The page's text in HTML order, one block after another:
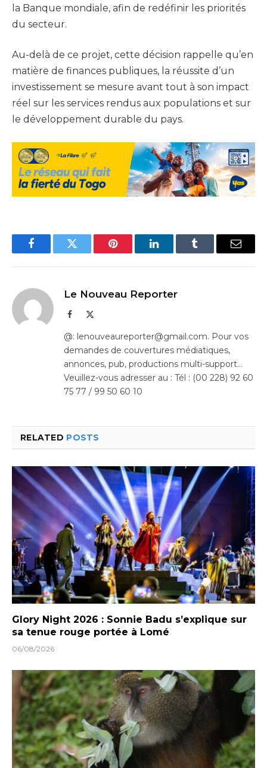
la Banque mondiale, afin de redéfinir les priorités
du secteur.
Au-delà de ce projet, cette décision rappelle qu’en
matière de finances publiques, la réussite d’un
investissement se mesure avant tout à son impact
réel sur les services rendus aux populations et sur
le développement durable du pays.
FacebookTwitter Pinterest LinkedInTumblr Email
Le Nouveau Reporter
Facebook
@: lenouveaureporter@gmail.com. Pour vos
demandes de couvertures médiatiques,
annonces, pub, productions multi-support…
Veuillez-vous adresser au : Tél : (00 228) 92 60
75 77 / 99 50 60 10
RELATED POSTS
Glory Night 2026 : Sonnie Badu s’explique sur
sa tenue rouge portée à Lomé
06/08/2026